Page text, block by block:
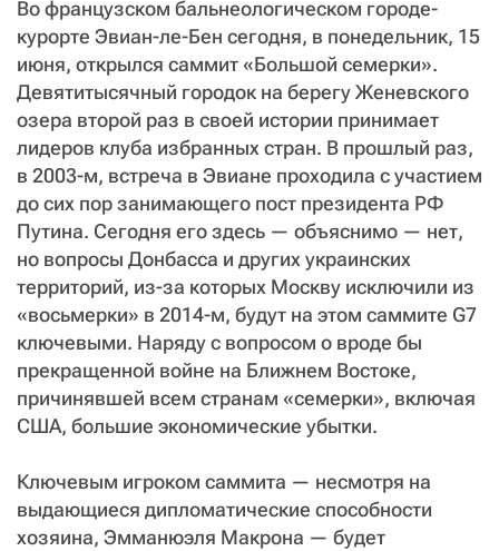
Во французском бальнеологическом городе-
курорте Эвиан-ле-Бен сегодня, в понедельник, 15
июня, открылся саммит «Большой семерки».
Девятитысячный городок на берегу Женевского
озера второй раз в своей истории принимает
лидеров клуба избранных стран. В прошлый раз,
в 2003-м, встреча в Эвиане проходила с участием
до сих пор занимающего пост президента РФ
Путина. Сегодня его здесь — объяснимо — нет,
но вопросы Донбасса и других украинских
территорий, из-за которых Москву исключили из
«восьмерки» в 2014-м, будут на этом саммите G7
ключевыми. Наряду с вопросом о вроде бы
прекращенной войне на Ближнем Востоке,
причинявшей всем странам «семерки», включая
США, большие экономические убытки.
Ключевым игроком саммита — несмотря на
выдающиеся дипломатические способности
хозяина, Эмманюэля Макрона — будет